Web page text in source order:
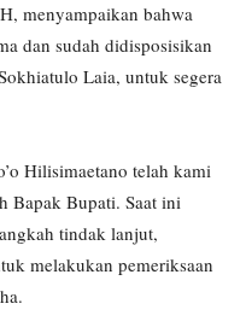
menyampaikan bahwa
dan sudah didisposisikan
Laia, untuk segera
Hilisimaetano telah kami
Bapak Bupati. Saat ini
tindak lanjut,
melakukan pemeriksaan